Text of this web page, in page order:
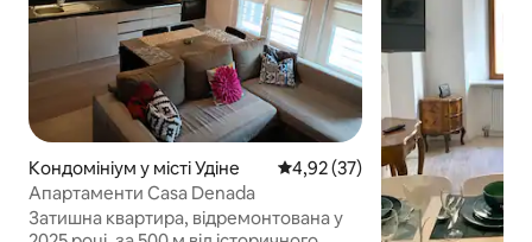
Кондомініум у місті Удіне Середня оцінка: 4,92 з 5,
4,92 (37)
Апартаменти Casa Denada
Затишна квартира, відремонтована у